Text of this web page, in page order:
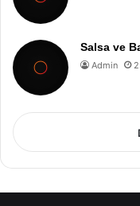
Salsa ve
Admin